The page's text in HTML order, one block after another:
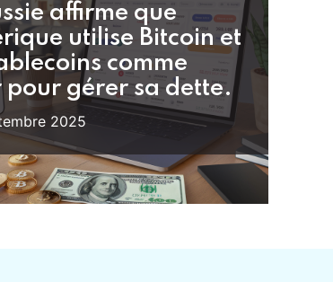
affirme que
utilise Bitcoin et
comme
pour gérer sa dette.
2025